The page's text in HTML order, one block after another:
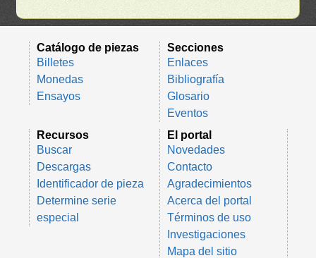
Catálogo de piezas
Billetes
Monedas
Ensayos
Secciones
Enlaces
Bibliografía
Glosario
Eventos
Recursos
Buscar
Descargas
Identificador de pieza
Determine serie
especial
El portal
Novedades
Contacto
Agradecimientos
Acerca del portal
Términos de uso
Investigaciones
Mapa del sitio